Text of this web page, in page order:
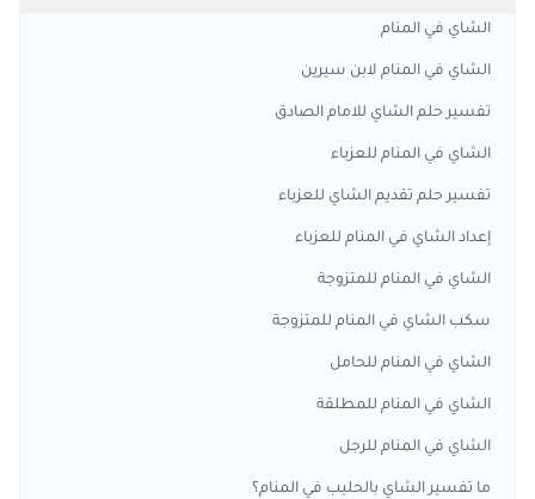
الشاي في المنام
الشاي في المنام لابن سيرين
تفسير حلم الشاي للامام الصادق
الشاي في المنام للعزباء
تفسير حلم تقديم الشاي للعزباء
إعداد الشاي في المنام للعزباء
الشاي في المنام للمتزوجة
سكب الشاي في المنام للمتزوجة
الشاي في المنام للحامل
الشاي في المنام للمطلقة
الشاي في المنام للرجل
ما تفسير الشاي بالحليب في المنام؟